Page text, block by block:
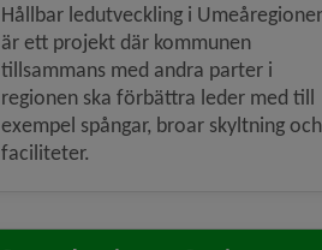
Hållbar ledutveckling i
är ett projekt där kommunen
tillsammans med andra parter i
regionen ska förbättra leder med till
exempel spångar, broar skyltning och
faciliteter.